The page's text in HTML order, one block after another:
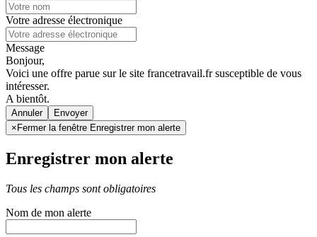
Votre adresse électronique
Message
Bonjour,
Voici une offre parue sur le site francetravail.fr susceptible de vous
intéresser.
A bientôt.
Annuler
× Fermer la fenêtre Enregistrer mon alerte
Enregistrer mon alerte
Tous les champs sont obligatoires
Nom de mon alerte